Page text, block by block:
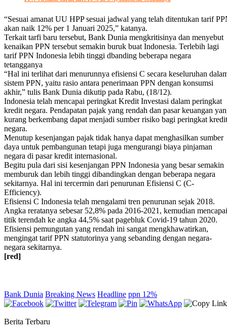
“Sesuai amanat UU HPP sesuai jadwal yang telah ditentukan tarif
akan naik 12% per 1 Januari 2025,” katanya.
Terkait tarfi baru tersebut, Bank Dunia mengkritisinya dan menyebut
kenaikan PPN tersebut semakin buruk buat Indonesia. Terlebih lagi
tarif PPN Indonesia lebih tinggi dbanding beberapa negara
tetangganya
‎“Hal ini terlihat dari menurunnya efisiensi C secara keseluruhan
sistem PPN, yaitu rasio antara penerimaan PPN dengan konsumsi
akhir,” tulis Bank Dunia dikutip pada Rabu, (18/12).‎
Indonesia telah mencapai peringkat Kredit Investasi dalam peringkat
kredit negara. Pendapatan pajak yang rendah dan pasar keuangan
kurang berkembang dapat menjadi sumber risiko bagi peringkat kredit
negara.
Menutup kesenjangan pajak tidak hanya dapat menghasilkan sumber
daya untuk pembangunan tetapi juga mengurangi biaya pinjaman
negara di pasar kredit internasional.
Begitu pula dari sisi kesenjangan PPN Indonesia yang besar semakin
memburuk dan lebih tinggi dibandingkan dengan beberapa negara
sekitarnya. Hal ini tercermin dari penurunan Efisiensi C (C-
Efficiency).
Efisiensi C Indonesia telah mengalami tren penurunan sejak 2018.
Angka reratanya sebesar 52,8% ‎pada 2016-2021, kemudian mencapai
titik terendah ke angka 44,5% saat pagebluk Covid-19 tahun 2020.
Efisiensi pemungutan yang rendah ini sangat mengkhawatirkan,
mengingat tarif PPN statutorinya yang sebanding dengan negara-
negara sekitarnya.
[red]
Bank Dunia Breaking News Headline ppn 12%
Berita Terbaru